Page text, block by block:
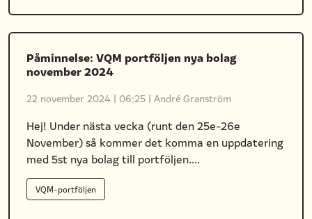
Påminnelse: VQM portföljen nya bolag
november 2024
22 november 2024 | 06:25 | André Granström
Hej! Under nästa vecka (runt den 25e-26e
November) så kommer det komma en uppdatering
med 5st nya bolag till portföljen....
VQM-portföljen